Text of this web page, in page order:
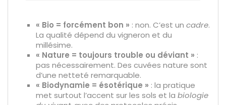
« Bio = forcément bon » : non. C’est un cadre.
La qualité dépend du vigneron et du
millésime.
« Nature = toujours trouble ou déviant » :
pas nécessairement. Des cuvées nature sont
d’une netteté remarquable.
« Biodynamie = ésotérique » : la pratique
met surtout l’accent sur les sols et la biologie